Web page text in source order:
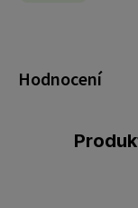
Hodnocení